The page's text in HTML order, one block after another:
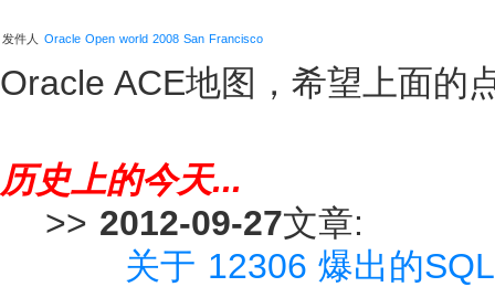
发件人 Oracle Open world 2008 San Francisco
Oracle ACE地图，希望上面的
历史上的今天...
>> 2012-09-27文章:
关于 12306 爆出的